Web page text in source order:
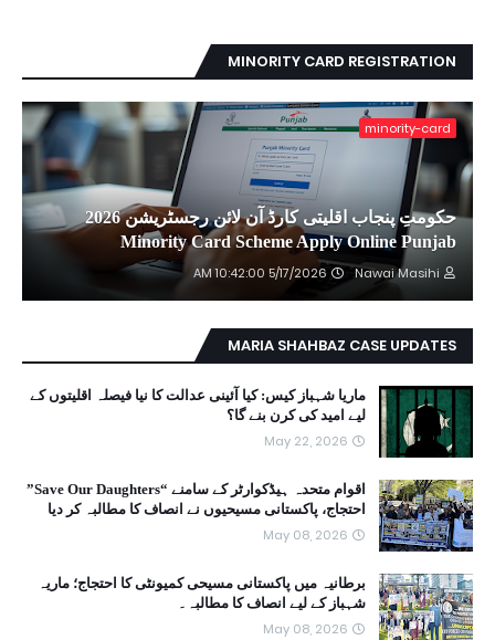
MINORITY CARD REGISTRATION
minority-card
حکومتِ پنجاب اقلیتی کارڈ آن لائن رجسٹریشن 2026
Minority Card Scheme Apply Online Punjab
Nawai Masihi
5/17/2026 10:42:00 AM
MARIA SHAHBAZ CASE UPDATES
ماریا شہباز کیس: کیا آئینی عدالت کا نیا فیصلہ اقلیتوں کے
لیے امید کی کرن بنے گا؟
May 22, 2026
اقوام متحدہ ہیڈکوارٹر کے سامنے “Save Our Daughters”
احتجاج، پاکستانی مسیحیوں نے انصاف کا مطالبہ کر دیا
May 08, 2026
برطانیہ میں پاکستانی مسیحی کمیونٹی کا احتجاج؛ ماریہ
شہباز کے لیے انصاف کا مطالبہ۔
May 08, 2026